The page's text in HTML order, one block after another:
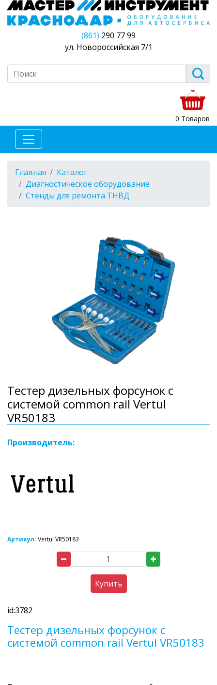
(861) 290 77 99
ул. Новороссийская 7/1
0 Товаров
Главная
Каталог
Диагностическое оборудование
Стенды для ремонта ТНВД
Тестер дизельных форсунок с
системой common rail Vertul
VR50183
Производитель:
Артикул: Vertul VR50183
Купить
id:3782
Тестер дизельных форсунок с
системой common rail Vertul VR50183